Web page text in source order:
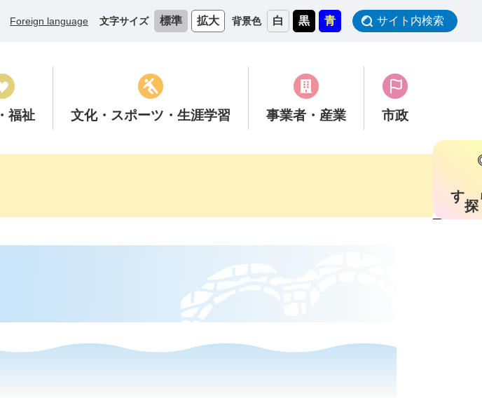
Foreign language 文字サイズ 標準 拡大 背景色 白 黒 青 サイト内検索
・福祉 文化・スポーツ ・生涯学習 事業者 ・産業 市政
す